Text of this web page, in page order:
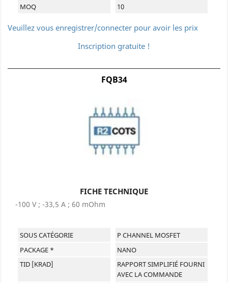
MOQ
10
Veuillez vous enregistrer/connecter pour avoir les prix
Inscription gratuite !
FQB34
FICHE TECHNIQUE
-100 V ; -33,5 A ; 60 mOhm
SOUS CATÉGORIE
P CHANNEL MOSFET
PACKAGE *
NANO
TID [KRAD]
RAPPORT SIMPLIFIÉ FOURNI
AVEC LA COMMANDE